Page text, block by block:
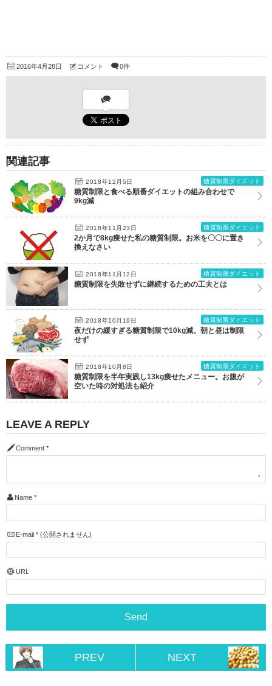
2016年4月28日 コメント 0件
関連記事
2018年12月5日 糖質制限ダイエット
糖質制限と食べる順番ダイエットの組み合わせで
9kg減
2018年11月23日 糖質制限ダイエット
2か月で8kg痩せた私の糖質制限。お米を〇〇に置き
換えなさい
2018年11月12日 糖質制限ダイエット
糖質制限を失敗せずに継続するための工夫とは
2018年10月19日 糖質制限ダイエット
夜だけの緩すぎる糖質制限で10kg減。朝と昼は制限
せず
2018年10月8日 糖質制限ダイエット
糖質制限を半年実践し13kg痩せたメニュー。お腹が
空いた時の対処法も紹介
LEAVE A REPLY
Comment *
Name *
E-mail *(公開されません)
URL
PREV NEXT